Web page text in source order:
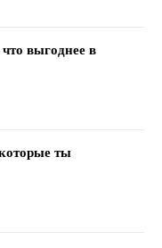
выгоднее в
ты